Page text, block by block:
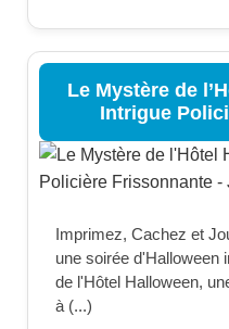
Le Mystère de
Intrigue
Imprimez, Cachez et
une soirée d'Halloween
de l'Hôtel Halloween,
à (...)